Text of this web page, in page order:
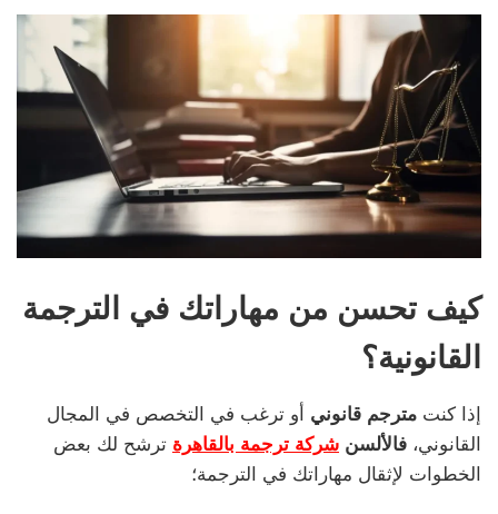
كيف تحسن من مهاراتك في الترجمة
القانونية؟
إذا كنت مترجم قانوني أو ترغب في التخصص في المجال
القانوني، فالألسن شركة ترجمة بالقاهرة ترشح لك بعض
الخطوات لإثقال مهاراتك في الترجمة؛